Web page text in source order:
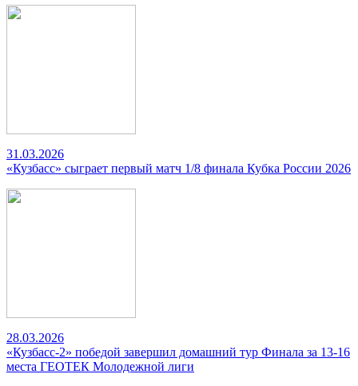
31.03.2026
«Кузбасс» сыграет первый матч 1/8 финала Кубка России 2026
28.03.2026
«Кузбасс-2» победой завершил домашний тур Финала за 13-16
места ГЕОТЕК Молодежной лиги